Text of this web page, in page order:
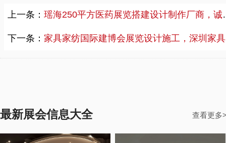
上一条： 瑶海250平方医药展览搭建设计制作厂商，诚信医药展览搭建设计费用标准
下一条： 家具家纺国际建博会展览设计施工，深圳家具家纺展览设计供应商口碑
最新展会信息大全 查看更多